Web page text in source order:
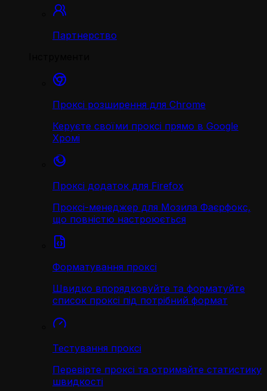
Партнерство
Проксі розширення для Chrome
Керуєте своїми проксі прямо в Google
Хромі
Проксі додаток для Firefox
Проксі-менеджер для Мозила Фаєрфокс,
що повністю настроюється
Форматування проксі
Швидко впорядковуйте та форматуйте
список проксі під потрібний формат
Тестування проксі
Перевірте проксі та отримайте статистику
швидкості